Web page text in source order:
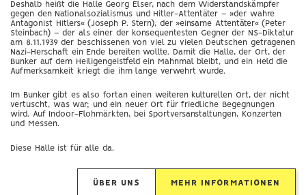
Deshalb heißt die Halle Georg Elser, nach dem Widerstandskämpfer
gegen den Nationalsozialismus und Hitler-Attentäter – »der wahre
Antagonist Hitlers« (Joseph P. Stern), der »einsame Attentäter« (Peter
Steinbach) – der als einer der konsequentesten Gegner der NS-Diktatur
am 8.11.1939 der beschissenen von viel zu vielen Deutschen getragenen
Nazi-Herschaft ein Ende bereiten wollte. Damit die Halle, der Ort, der
Bunker auf dem Heiligengeistfeld ein Mahnmal bleibt, und ein Held die
Aufmerksamkeit kriegt die ihm lange verwehrt wurde.
Im Bunker gibt es also fortan einen weiteren kulturellen Ort, der nicht
vertuscht, was war; und ein neuer Ort für friedliche Begegnungen
wird. Auf Indoor-Flohmärkten, bei Sportversanstaltungen, Konzerten
und Messen.
Diese Halle ist für alle da.
ÜBER UNS MEHR INFORMATIONEN